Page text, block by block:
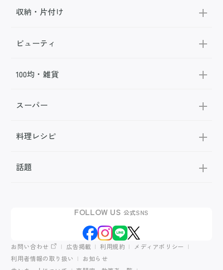
収納・片付け
ビューティ
100均・雑貨
スーパー
料理レシピ
話題
FOLLOW US 公式SNS
お問い合わせ 広告掲載 利用規約
メディアポリシー
利用者情報の取り扱い
お知らせ